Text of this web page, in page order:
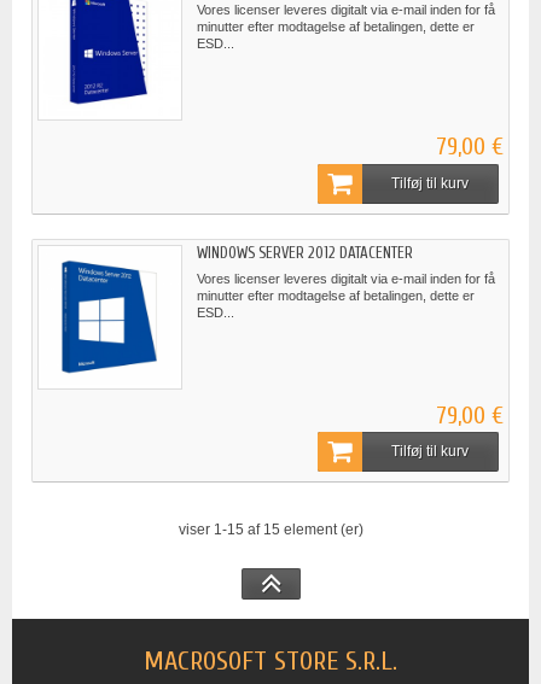
Vores licenser leveres digitalt via e-mail inden for få
minutter efter modtagelse af betalingen, dette er
ESD...
79,00 €
Tilføj til kurv
WINDOWS SERVER 2012 DATACENTER
Vores licenser leveres digitalt via e-mail inden for få
minutter efter modtagelse af betalingen, dette er
ESD...
79,00 €
Tilføj til kurv
viser 1-15 af 15 element (er)
MACROSOFT STORE S.R.L.